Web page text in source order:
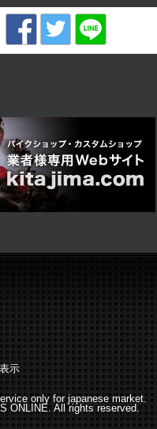
示
only for japanese
ONLINE. All rights reserved.